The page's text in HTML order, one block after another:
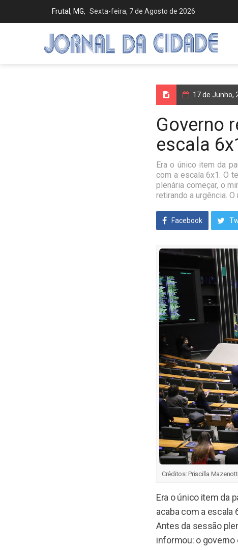
Frutal, MG, Sexta-feira, 7 de Agosto de 2026
17 de Junho,
Governo
escala
Era o único item da
com a escala 6x1. O
plenária começar, o
retirando a urgência.
Facebook
Créditos: Priscilla Mazenotti
Era o único item da
acaba com a escala
Antes da sessão
informou: o governo